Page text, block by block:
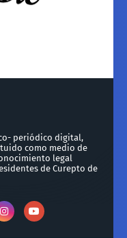
periódico digital,
como medio de
legal
de Curepto de